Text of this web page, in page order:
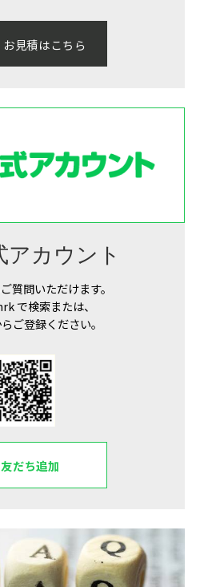
見積はこちら
アカウント
質問いただけます。
で検索または、
ご登録ください。
友だち追加